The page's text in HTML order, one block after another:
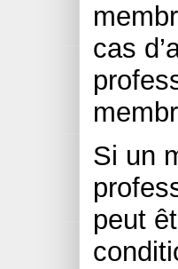
cas
Si un
peut